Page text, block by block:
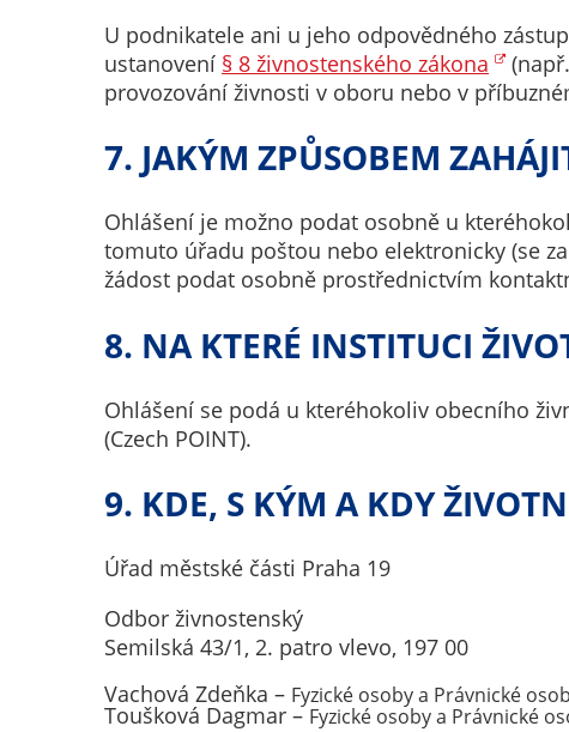
U podnikatele ani u jeho odpovědného
ustanovení § 8 živnostenského zákona
provozování živnosti v oboru nebo v
7. JAKÝM ZPŮSOBEM
Ohlášení je možno podat osobně u
tomuto úřadu poštou nebo elektronicky (se
žádost podat osobně prostřednictvím
8. NA KTERÉ INSTITUCI
Ohlášení se podá u kteréhokoliv obecního
(Czech POINT).
9. KDE, S KÝM A KDY
Úřad městské části Praha 19
Odbor živnostenský
Semilská 43/1, 2. patro vlevo, 197 00
Vachová Zdeňka – Fyzické osoby a Právnické
Toušková Dagmar –Fyzické osoby a Právnické